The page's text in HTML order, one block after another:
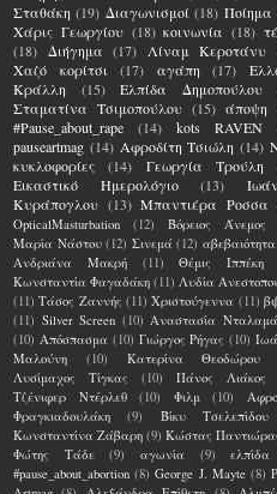
Σταθάκη (19) Διαγωνισμοί (18) Ποίημα
Χάρις Γεωργίου (18) κοινωνία (18)
(18)
Διήγημα (17) Λίναμ Κεροτάνυ
Χαζό κορίτσι
(17) αγάπη (17)
Κράλλη
(15) Ελπίδα Δημοπούλου
Σταματίνα Τσιμοπούλου (15) άποψη
#Pause_about_rape
(14) kots RAVEN
pauseartmag (14) Αφροδίτη Τσιώλη (14)
κυκλοφορίες
(14) Γεωργία Τρούλη
Εικαστικό Ημερολόγιο
(13)
Κυράπογλου (13) Μπαντιέρα Ροσσα
OpticalMasturbation (12) Βόρειος Άνεμος
Μαρία Νάστου (12) Σινεμά (12) αβεβαιότητα
Ανδριάνα Μακρή
(11) Θέμις Ιππέκη
Κωνσταντία Φαγαδάκη (11) Λυδία
(11) Τάσος Ζαννής (11) Χριστούγεννα (11)
(11) Silver Screen (10) Αναστασία
(10) Απόσπασμα (10) Γιώργος Ρήγας (10)
Μαλούνη
(10) Κατερίνα Θεοδώρου
Λυσίμαχος Τίγκας
(10) Πάνος Λιάκος
Τζένιφερ Ντέρλεθ
(10) Φιλμ (10)
Φραγκιαδουλάκη
(9) Βίκυ Τσελεπίδου
Κωνσταντίνα Ζάβαρη (9) Κώστας
Φώτης Τάδε
(9) αγωνία (9) ελπίδα
#pause_about_abortion (8) George J. Mayte (8)